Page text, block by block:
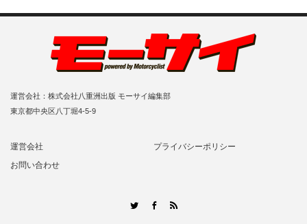
運営会社：株式会社八重洲出版 モーサイ編集部
東京都中央区八丁堀4-5-9
運営会社
プライバシーポリシー
お問い合わせ
TwitterFacebook